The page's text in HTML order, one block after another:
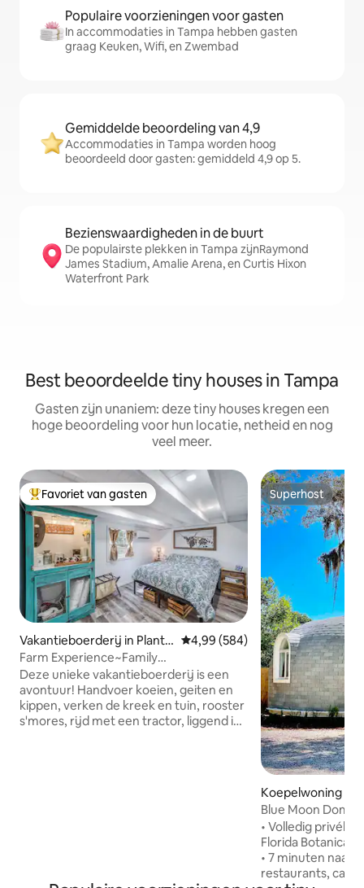
Populaire voorzieningen voor gasten
In accommodaties in Tampa hebben gasten
graag Keuken, Wifi, en Zwembad
Gemiddelde beoordeling van 4,9
Accommodaties in Tampa worden hoog
beoordeeld door gasten: gemiddeld 4,9 op 5.
Bezienswaardigheden in de buurt
De populairste plekken in Tampa zijnRaymond
James Stadium, Amalie Arena, en Curtis Hixon
Waterfront Park
Best beoordeelde tiny houses in Tampa
Gasten zijn unaniem: deze tiny houses kregen een
hoge beoordeling voor hun locatie, netheid en nog
veel meer.
Topfavoriet van gasten
Favoriet van gasten
Vakantieboerderij in Plant
City
Gemiddelde beoordeling van
4,99 (584)
Farm Experience~Family
Fun~Animals~20 minTampa.
Deze unieke vakantieboerderij is een
avontuur! Handvoer koeien, geiten en
kippen, verken de kreek en tuin, rooster
s'mores, rijd met een tractor, liggend in
Superhost
Superhost
Koepelwoning in
Blue Moon Dome
strandverblijf
• Volledig
Florida Botanical
• 7 minuten naar
restaurants,